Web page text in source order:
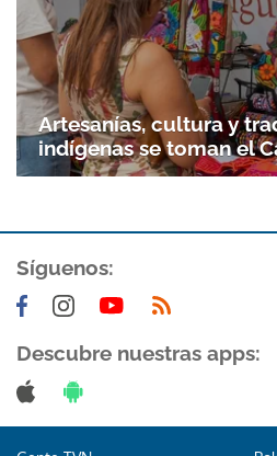
Artesanías, cultura y
indígenas se toman el
Síguenos:
Descubre nuestras apps: